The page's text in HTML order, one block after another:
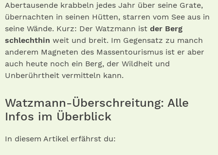
Abertausende krabbeln jedes Jahr über seine Grate,
übernachten in seinen Hütten, starren vom See aus in
seine Wände. Kurz: Der Watzmann ist der Berg
schlechthin weit und breit. Im Gegensatz zu manch
anderem Magneten des Massentourismus ist er aber
auch heute noch ein Berg, der Wildheit und
Unberührtheit vermitteln kann.
Watzmann-Überschreitung: Alle
Infos im Überblick
In diesem Artikel erfährst du: